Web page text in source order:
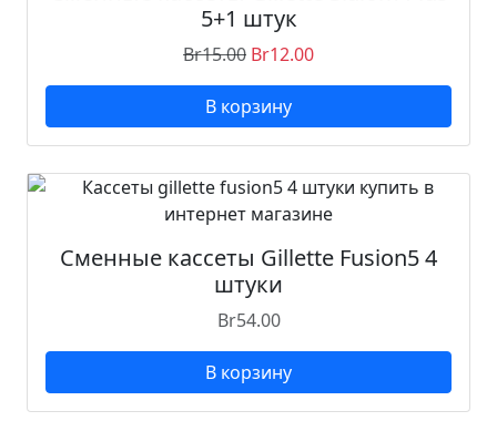
5+1 штук
Br15.00 Br12.00
В корзину
Сменные кассеты Gillette Fusion5 4
штуки
Br54.00
В корзину